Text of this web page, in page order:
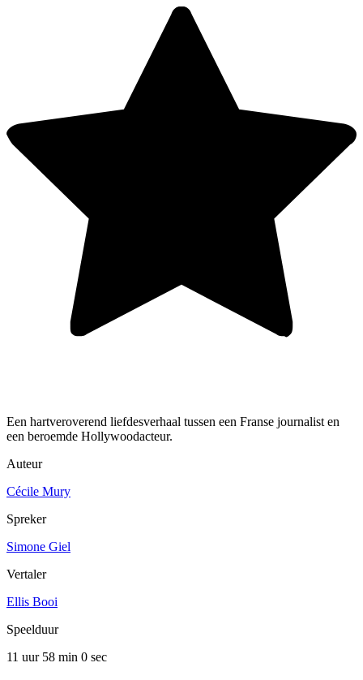
Een hartveroverend liefdesverhaal tussen een Franse journalist en
een beroemde Hollywoodacteur.
Auteur
Cécile Mury
Spreker
Simone Giel
Vertaler
Ellis Booi
Speelduur
11 uur 58 min 0 sec